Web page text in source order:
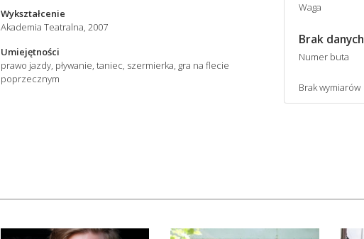
Wykształcenie
Akademia Teatralna, 2007
Umiejętności
prawo jazdy, pływanie, taniec, szermierka, gra na flecie
poprzecznym
Waga
Brak danych
Numer buta
Brak wymiarów